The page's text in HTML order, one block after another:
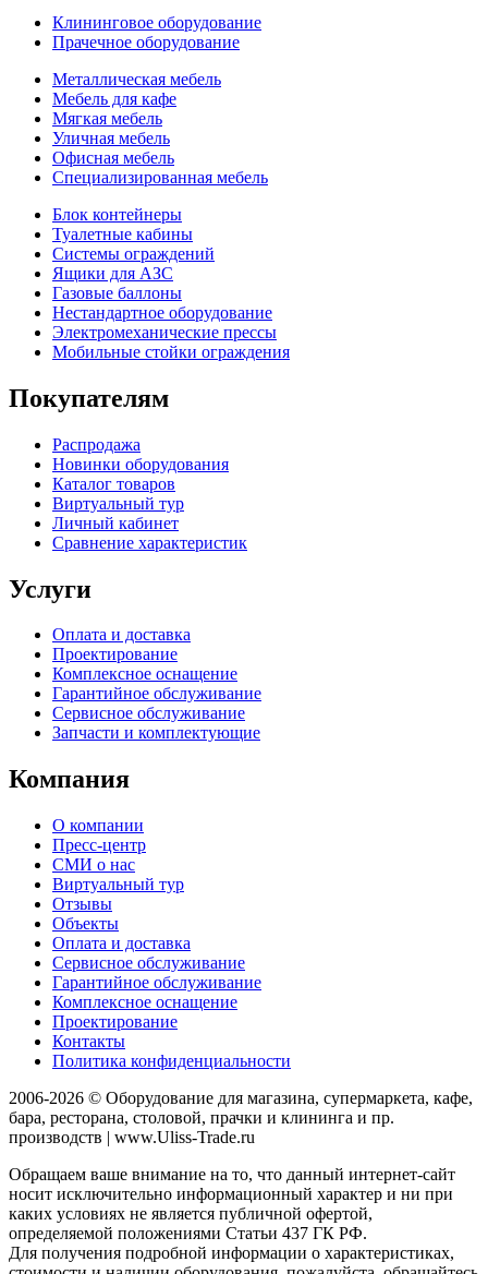
Клининговое оборудование
Прачечное оборудование
Металлическая мебель
Мебель для кафе
Мягкая мебель
Уличная мебель
Офисная мебель
Специализированная мебель
Блок контейнеры
Туалетные кабины
Системы ограждений
Ящики для АЗС
Газовые баллоны
Нестандартное оборудование
Электромеханические прессы
Мобильные стойки ограждения
Покупателям
Распродажа
Новинки оборудования
Каталог товаров
Виртуальный тур
Личный кабинет
Сравнение характеристик
Услуги
Оплата и доставка
Проектирование
Комплексное оснащение
Гарантийное обслуживание
Сервисное обслуживание
Запчасти и комплектующие
Компания
О компании
Пресс-центр
СМИ о нас
Виртуальный тур
Отзывы
Объекты
Оплата и доставка
Сервисное обслуживание
Гарантийное обслуживание
Комплексное оснащение
Проектирование
Контакты
Политика конфиденциальности
2006-2026 © Оборудование для магазина, супермаркета, кафе,
бара, ресторана, столовой, прачки и клининга и пр.
производств | www.Uliss-Trade.ru
Обращаем ваше внимание на то, что данный интернет-сайт
носит исключительно информационный характер и ни при
каких условиях не является публичной офертой,
определяемой положениями Статьи 437 ГК РФ.
Для получения подробной информации о характеристиках,